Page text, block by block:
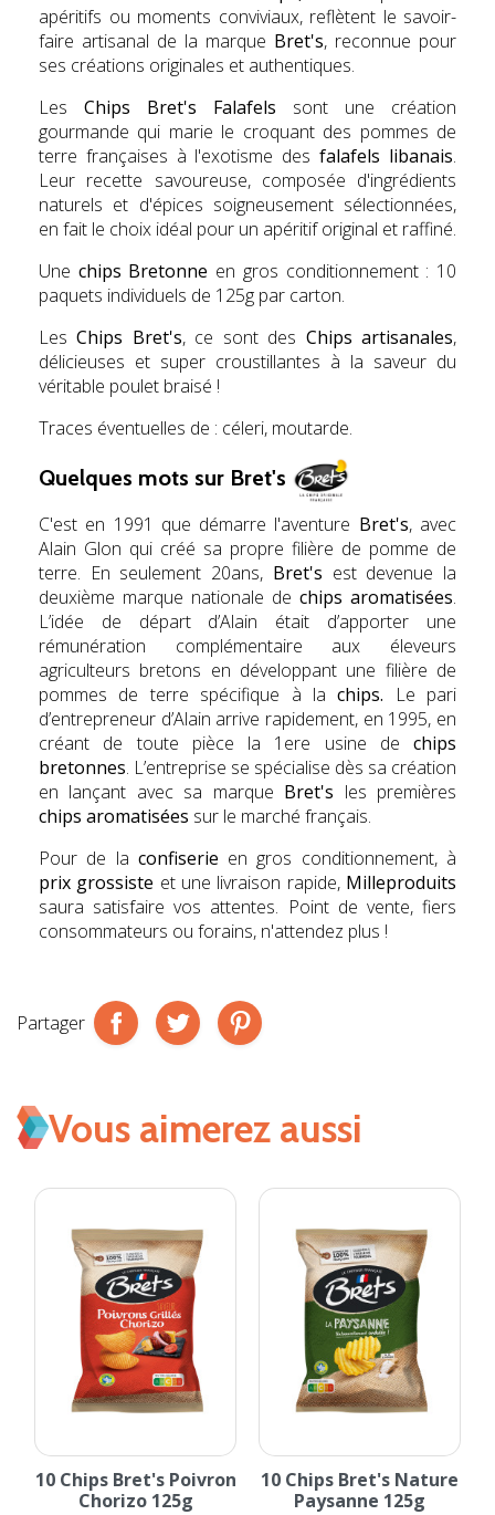
apéritifs ou moments conviviaux, reflètent le savoir-
faire artisanal de la marque Bret's, reconnue pour
ses créations originales et authentiques.
Les Chips Bret's Falafels sont une création
gourmande qui marie le croquant des pommes de
terre françaises à l'exotisme desfalafels libanais.
Leur recette savoureuse, composée d'ingrédients
naturels et d'épices soigneusement sélectionnées,
en fait le choix idéal pour un apéritif original et raffiné.
Une chips Bretonne en gros conditionnement : 10
paquets individuels de 125g par carton.
LesChips Bret's, ce sont des Chips artisanales,
délicieuses et super croustillantes à la saveur du
véritable poulet braisé !
Traces éventuelles de : céleri, moutarde.
Quelques mots sur Bret's
C'est en 1991 que démarre l'aventure Bret's, avec
Alain Glon qui créé sa propre filière de pomme de
terre. En seulement 20ans, Bret's est devenue la
deuxième marque nationale de chips aromatisées.
L’idée de départ d’Alain était d’apporter une
rémunération complémentaire aux éleveurs
agriculteurs bretons en développant une filière de
pommes de terre spécifique à lachips. Le pari
d’entrepreneur d’Alain arrive rapidement, en 1995, en
créant de toute pièce la 1ere usine de chips
bretonnes. L’entreprise se spécialise dès sa création
en lançant avec sa marque Bret's les premières
chips aromatisées sur le marché français.
Pour de la confiserie en gros conditionnement, à
prix grossiste et une livraison rapide, Milleproduits
saura satisfaire vos attentes. Point de vente, fiers
consommateurs ou forains, n'attendez plus !
Partager
Vous aimerez aussi
10 Chips Bret's Poivron
Chorizo 125g
10 Chips Bret's Nature
Paysanne 125g